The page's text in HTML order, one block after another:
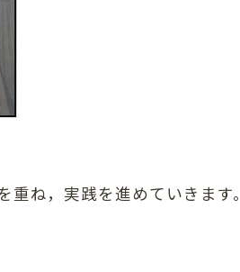
重ね，実践を進めていきます。